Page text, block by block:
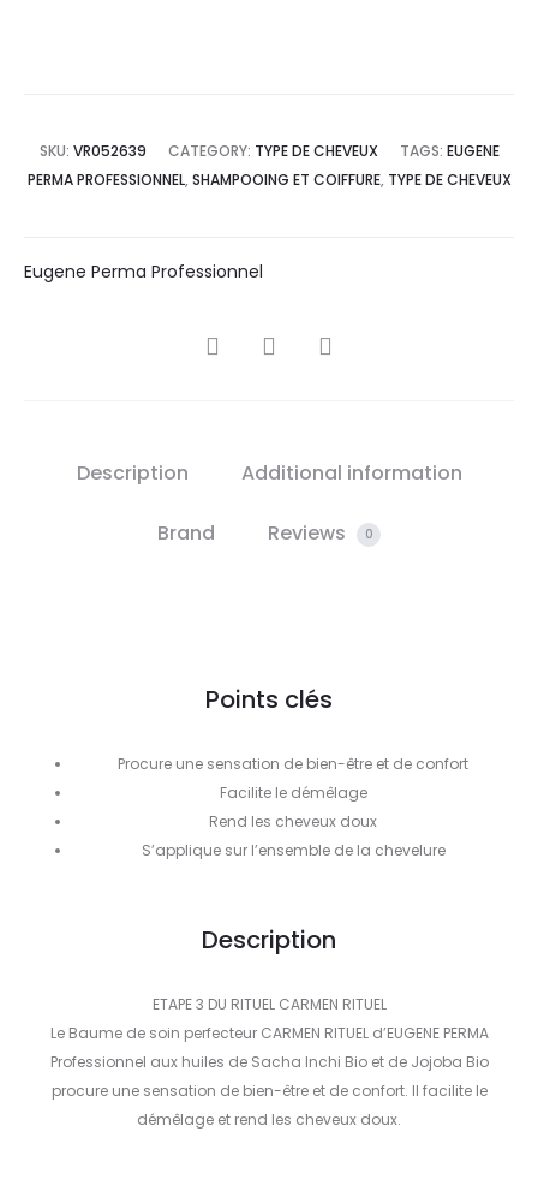
SKU: VR052639 CATEGORY: TYPE DE CHEVEUX TAGS: EUGENE
PERMA PROFESSIONNEL, SHAMPOOING ET COIFFURE, TYPE DE CHEVEUX
Eugene Perma Professionnel
SHARE
Description Additional information
Brand Reviews 0
Points clés
Procure une sensation de bien-être et de confort
Facilite le démêlage
Rend les cheveux doux
S’applique sur l’ensemble de la chevelure
Description
ETAPE 3 DU RITUEL CARMEN RITUEL
Le Baume de soin perfecteur CARMEN RITUEL d’EUGENE PERMA
Professionnel aux huiles de Sacha Inchi Bio et de Jojoba Bio
procure une sensation de bien-être et de confort. Il facilite le
démêlage et rend les cheveux doux.